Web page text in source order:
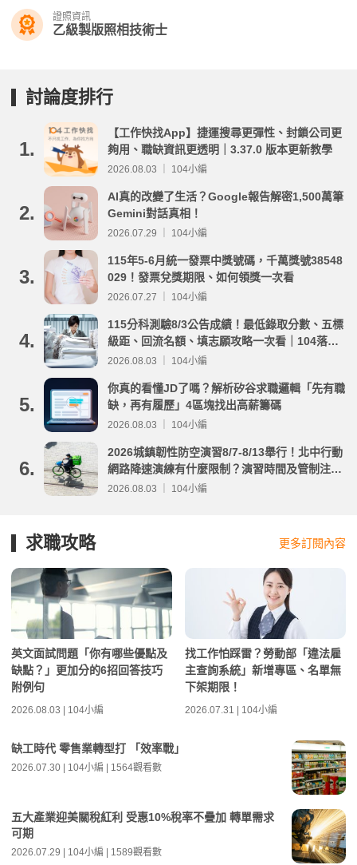
證照資訊
乙級製版照相技術士
討論度排行
1.
【工作快找App】捷運搜尋更彈性、封鎖公司更
夠用、職缺資訊更透明｜3.37.0 版本更新教學
2026.08.03 ｜ 104小編
2.
AI真的改變了生活？Google報告解密1,500萬筆
Gemini對話真相！
2026.07.29 ｜ 104小編
3.
115年5-6月統一發票中獎號碼，千萬獎號38548
029！發票兌獎期限、如何領獎一次看
2026.07.27 ｜ 104小編
4.
115分科測驗8/3公告成績！最低錄取分數、五標
級距、回流名額、填志願攻略一次看｜104落點
分析
2026.08.03 ｜ 104小編
5.
你真的看懂JD了嗎？解析矽谷求職邏輯「先有職
缺，再有履歷」4區塊找出高薪籌碼
2026.08.03 ｜ 104小編
6.
2026城鎮韌性防空演習8/7-8/13舉行！北中行動
網路降速演練有什麼限制？演習時間及管制注意
事項整理
2026.08.03 ｜ 104小編
求職攻略 更多訂閱內容
英文面試問題「你有哪些優點及
缺點？」更加分的6招回答技巧
附例句
2026.08.03 | 104小編
找工作怕踩雷？勞動部「違法雇
主查詢系統」新增專區、名單無
下架期限！
2026.07.31 | 104小編
缺工時代 零售業轉型打 「效率戰」
2026.07.30 | 104小編 | 1564觀看數
五大產業迎美關稅紅利 受惠10%稅率不疊加 轉單需求
可期
2026.07.29 | 104小編 | 1589觀看數